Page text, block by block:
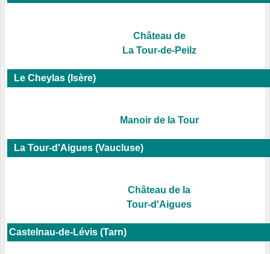
Château de
La Tour-de-Peilz
Le Cheylas (Isère)
Manoir de la Tour
La Tour-d'Aigues (Vaucluse)
Château de la
Tour-d'Aigues
Castelnau-de-Lévis (Tarn)